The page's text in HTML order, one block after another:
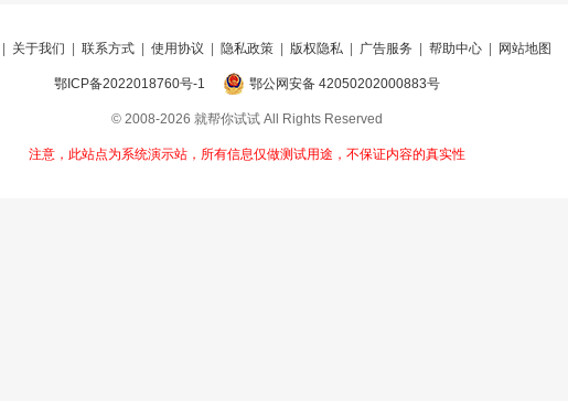
关于我们 联系方式 使用协议 隐私政策 版权隐私 广告服务 帮助中心 网站地图
鄂ICP备2022018760号-1 鄂公网安备 42050202000883号
© 2008-2026 就帮你试试 All Rights Reserved
注意，此站点为系统演示站，所有信息仅做测试用途，不保证内容的真实性